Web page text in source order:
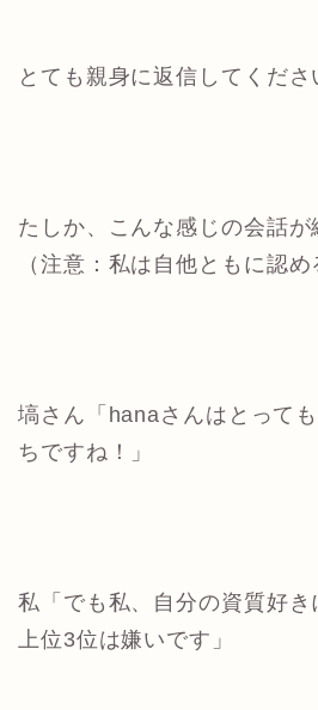
とても親身に返信してくださ
たしか、こんな感じの会話
（注意：私は自他ともに認め
塙さん「hanaさんはとって
ちですね！」
私「でも私、自分の資質好
上位3位は嫌いです」